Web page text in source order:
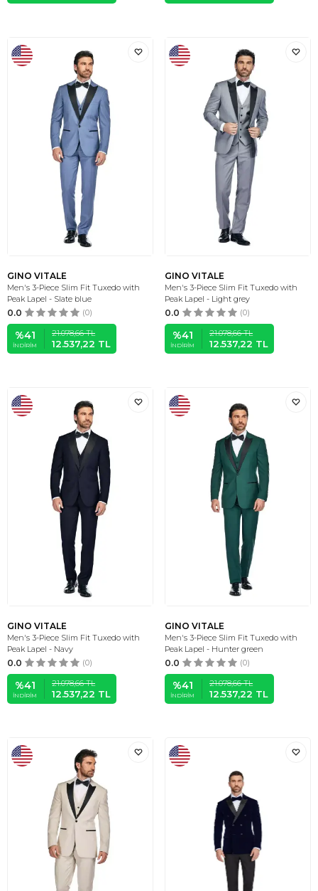
GINO VITALE
Men's 3-Piece Slim Fit Tuxedo with
Peak Lapel - Slate blue
0.0 (0)
%41
İNDIRIM
21.078,66TL
12.537,22 TL
GINO VITALE
Men's 3-Piece Slim Fit Tuxedo with
Peak Lapel - Light grey
0.0 (0)
%41
İNDIRIM
21.078,66TL
12.537,22 TL
GINO VITALE
Men's 3-Piece Slim Fit Tuxedo with
Peak Lapel - Navy
0.0 (0)
%41
İNDIRIM
21.078,66TL
12.537,22 TL
GINO VITALE
Men's 3-Piece Slim Fit Tuxedo with
Peak Lapel - Hunter green
0.0 (0)
%41
İNDIRIM
21.078,66TL
12.537,22 TL